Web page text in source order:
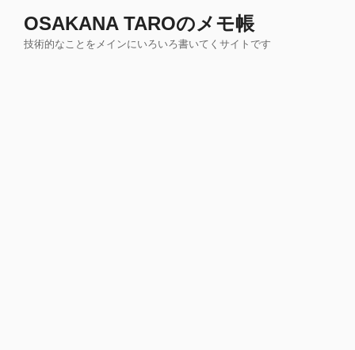
OSAKANA TAROのメモ帳
技術的なことをメインにいろいろ書いてくサイトです